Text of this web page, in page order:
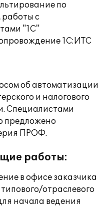
по
работы с
"1С"
1С:ИТС
об автоматизации
и налогового
Специалистами
предложено
ПРОФ.
работы:
в офисе заказчика
отраслевого
начала ведения